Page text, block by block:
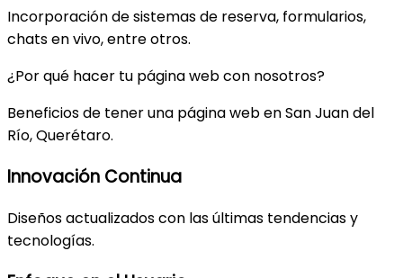
Incorporación de sistemas de reserva, formularios,
chats en vivo, entre otros.
¿Por qué hacer tu página web con nosotros?
Beneficios de tener una página web en San Juan del
Río, Querétaro.
Innovación Continua
Diseños actualizados con las últimas tendencias y
tecnologías.